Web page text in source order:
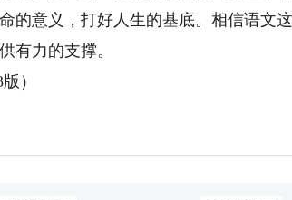
的意义，打好人生的基底。相信语文
有力的支撑。
）